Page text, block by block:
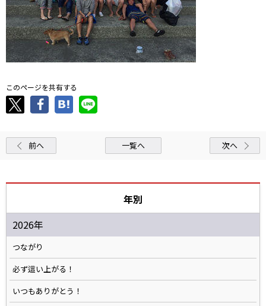
このページを共有する
前へ 一覧へ 次へ
年別
2026年
つながり
必ず這い上がる！
いつもありがとう！